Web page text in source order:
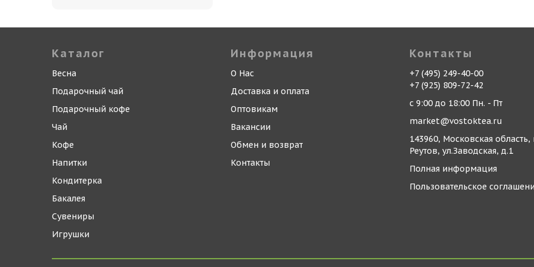
Каталог
Весна
Подарочный чай
Подарочный кофе
Чай
Кофе
Напитки
Кондитерка
Бакалея
Сувениры
Игрушки
Информация
О Нас
Доставка и оплата
Оптовикам
Вакансии
Обмен и возврат
Контакты
Контакты
+7 (495) 249-40-00
+7 (925) 809-72-42
с 9:00 до 18:00 Пн. - Пт
market@vostoktea.ru
143960, Московская область,
Реутов, ул.Заводская, д.1
Полная информация
Пользовательское